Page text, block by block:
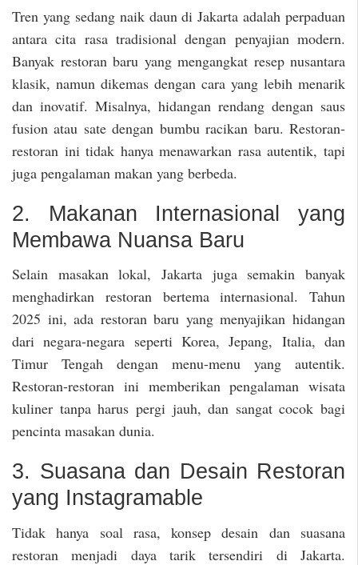
Tren yang sedang naik daun di Jakarta adalah perpaduan
antara cita rasa tradisional dengan penyajian modern.
Banyak restoran baru yang mengangkat resep nusantara
klasik, namun dikemas dengan cara yang lebih menarik
dan inovatif. Misalnya, hidangan rendang dengan saus
fusion atau sate dengan bumbu racikan baru. Restoran-
restoran ini tidak hanya menawarkan rasa autentik, tapi
juga pengalaman makan yang berbeda.
2. Makanan Internasional yang
Membawa Nuansa Baru
Selain masakan lokal, Jakarta juga semakin banyak
menghadirkan restoran bertema internasional. Tahun
2025 ini, ada restoran baru yang menyajikan hidangan
dari negara-negara seperti Korea, Jepang, Italia, dan
Timur Tengah dengan menu-menu yang autentik.
Restoran-restoran ini memberikan pengalaman wisata
kuliner tanpa harus pergi jauh, dan sangat cocok bagi
pencinta masakan dunia.
3. Suasana dan Desain Restoran
yang Instagramable
Tidak hanya soal rasa, konsep desain dan suasana
restoran menjadi daya tarik tersendiri di Jakarta.